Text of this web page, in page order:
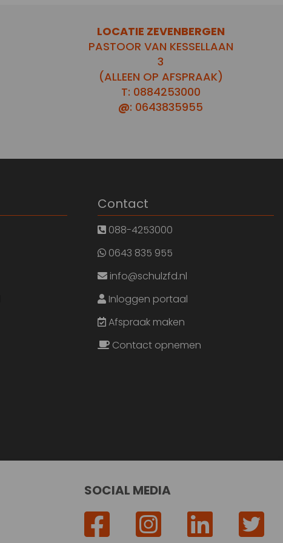
LOCATIE ZEVENBERGEN
PASTOOR VAN KESSELLAAN
3
(ALLEEN OP AFSPRAAK)
T: 0884253000
@: 0643835955
Contact
088-4253000
0643 835 955
info@schulzfd.nl
Inloggen portaal
Afspraak maken
Contact opnemen
SOCIAL MEDIA